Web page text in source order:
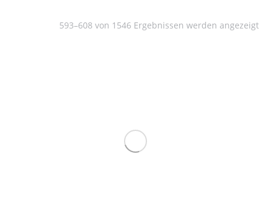
593–608 von 1546 Ergebnissen werden angezeigt